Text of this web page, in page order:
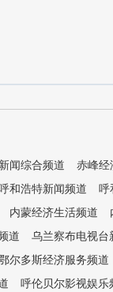
闻综合频道
赤峰经
和浩特新闻频道
呼
内蒙经济生活频道
道
乌兰察布电视台
尔多斯经济服务频道
呼伦贝尔影视娱乐